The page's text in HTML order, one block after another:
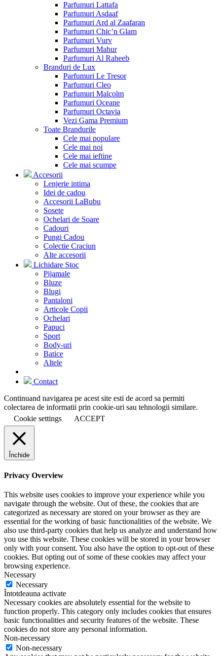
Parfumuri Lattafa
Parfumuri Asdaaf
Parfumuri Ard al Zaafaran
Parfumuri Chic’n Glam
Parfumuri Vurv
Parfumuri Mahur
Parfumuri Al Raheeb
Branduri de Lux
Parfumuri Le Tresor
Parfumuri Cleo
Parfumuri Malcolm
Parfumuri Oceane
Parfumuri Octavia
Vezi Gama Premium
Toate Brandurile
Cele mai populare
Cele mai noi
Cele mai ieftine
Cele mai scumpe
Accesorii
Lenjerie intima
Idei de cadou
Accesorii LaBubu
Sosete
Ochelari de Soare
Cadouri
Pungi Cadou
Colectie Craciun
Alte accesorii
Lichidare Stoc
Pijamale
Bluze
Blugi
Pantaloni
Articole Copii
Ochelari
Papuci
Sport
Body-uri
Batice
Altele
Contact
Continuand navigarea pe acest site esti de acord sa permiti
colectarea de informatii prin cookie-uri sau tehnologii similare.
Cookie settings
ACCEPT
Închide
Privacy Overview
This website uses cookies to improve your experience while you
navigate through the website. Out of these, the cookies that are
categorized as necessary are stored on your browser as they are
essential for the working of basic functionalities of the website. We
also use third-party cookies that help us analyze and understand how
you use this website. These cookies will be stored in your browser
only with your consent. You also have the option to opt-out of these
cookies. But opting out of some of these cookies may affect your
browsing experience.
Necessary
Necessary
Întotdeauna activate
Necessary cookies are absolutely essential for the website to
function properly. This category only includes cookies that ensures
basic functionalities and security features of the website. These
cookies do not store any personal information.
Non-necessary
Non-necessary